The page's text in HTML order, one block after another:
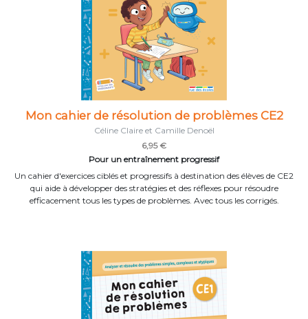
Mon cahier de résolution de problèmes CE2
Céline Claire et Camille Denoël
6,95 €
Pour un entraînement progressif
Un cahier d'exercices ciblés et progressifs à destination des élèves de CE2
qui aide à développer des stratégies et des réflexes pour résoudre
efficacement tous les types de problèmes. Avec tous les corrigés.